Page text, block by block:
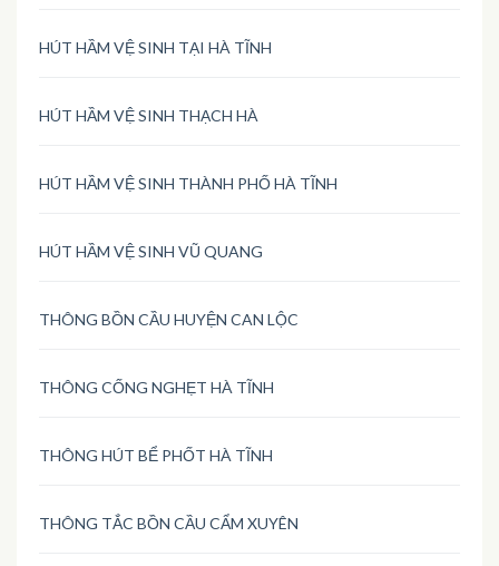
HÚT HẦM VỆ SINH TẠI HÀ TĨNH
HÚT HẦM VỆ SINH THẠCH HÀ
HÚT HẦM VỆ SINH THÀNH PHỐ HÀ TĨNH
HÚT HẦM VỆ SINH VŨ QUANG
THÔNG BỒN CẦU HUYỆN CAN LỘC
THÔNG CỐNG NGHẸT HÀ TĨNH
THÔNG HÚT BỂ PHỐT HÀ TĨNH
THÔNG TẮC BỒN CẦU CẨM XUYÊN